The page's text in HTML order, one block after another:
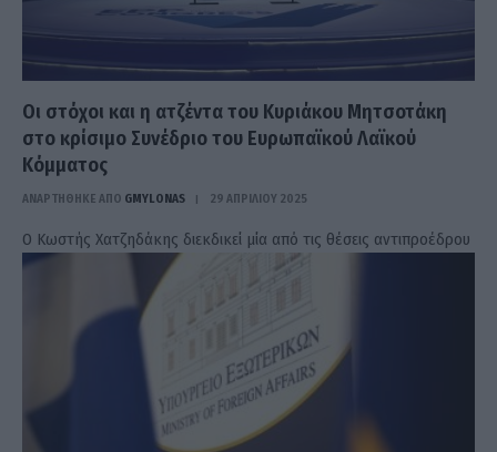
Οι στόχοι και η ατζέντα του Κυριάκου Μητσοτάκη
στο κρίσιμο Συνέδριο του Ευρωπαϊκού Λαϊκού
Κόμματος
ΑΝΑΡΤΗΘΗΚΕ ΑΠΟ GMYLONAS 29 ΑΠΡΙΛΊΟΥ 2025
Ο Κωστής Χατζηδάκης διεκδικεί μία από τις θέσεις αντιπροέδρου